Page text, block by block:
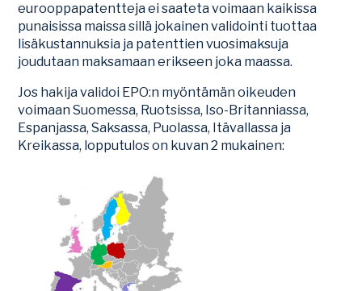
eurooppapatentteja ei saateta voimaan kaikissa
punaisissa maissa sillä jokainen validointi tuottaa
lisäkustannuksia ja patenttien vuosimaksuja
joudutaan maksamaan erikseen joka maassa.
Jos hakija validoi EPO:n myöntämän oikeuden
voimaan Suomessa, Ruotsissa, Iso-Britanniassa,
Espanjassa, Saksassa, Puolassa, Itävallassa ja
Kreikassa, lopputulos on kuvan 2 mukainen: